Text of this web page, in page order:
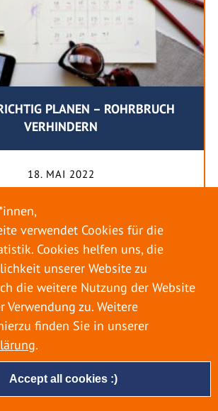
PLANEN – ROHRBRUCH
VERHINDERN
18. MAI 2022
Urlaub. Dabei zieht es die Einen
die Anderen bleiben dann doch
Wenn Sie für eine längere
möchten, gibt es einige Dinge zu
nicht anschließend eine böse
auf Sie wartet. Um einen
entspannten Urlaub zu […]
Accept all cookies :)
verwendet Cookies für die
Cookies helfen uns, die
unserer Website zu
die weitere Nutzung der Website
Verwendung zu. Weitere
finden Sie in unserer
.